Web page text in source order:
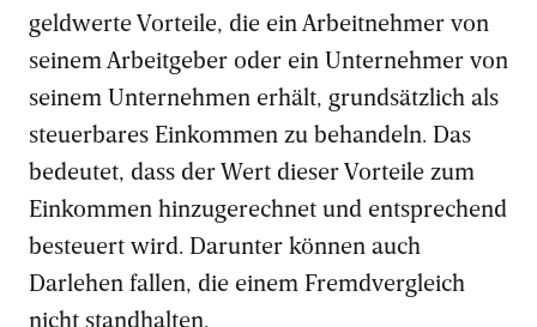
geldwerte Vorteile, die ein Arbeitnehmer von
seinem Arbeitgeber oder ein Unternehmer von
seinem Unternehmen erhält, grundsätzlich als
steuerbares Einkommen zu behandeln. Das
bedeutet, dass der Wert dieser Vorteile zum
Einkommen hinzugerechnet und entsprechend
besteuert wird. Darunter können auch
Darlehen fallen, die einem Fremdvergleich
nicht standhalten.